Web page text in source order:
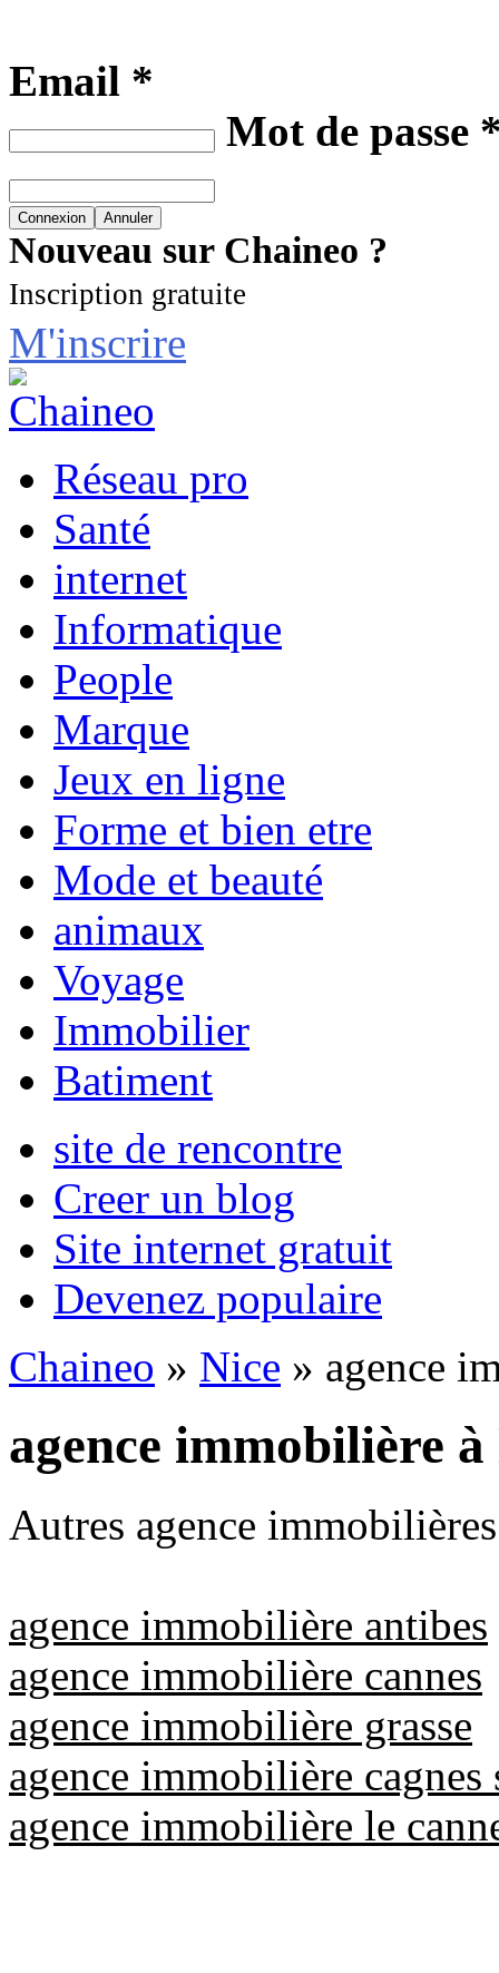
Email *
Mot de passe
Nouveau sur Chaineo ?
Inscription gratuite
M'inscrire
Réseau pro
Santé
internet
Informatique
People
Marque
Jeux en ligne
Forme et bien etre
Mode et beauté
animaux
Voyage
Immobilier
Batiment
site de rencontre
Creer un blog
Site internet gratuit
Devenez populaire
Chaineo » Nice » agence
agence immobilière à
Autres agence
agence immobilière antibes
agence immobilière cannes
agence immobilière grasse
agence immobilière cagnes
agence immobilière le